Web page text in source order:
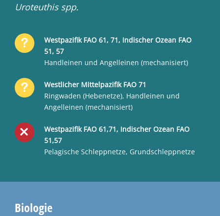
Uroteuthis spp.
Westpazifik FAO 61, 71, Indischer Ozean FAO
51, 57
Handleinen und Angelleinen (mechanisiert)
Westlicher Mittelpazifik FAO 71
Ringwaden (Hebenetze), Handleinen und
Angelleinen (mechanisiert)
Westpazifik FAO 61,71, Indischer Ozean FAO
51,57
Pelagische Schleppnetze, Grundschleppnetze
Biologie